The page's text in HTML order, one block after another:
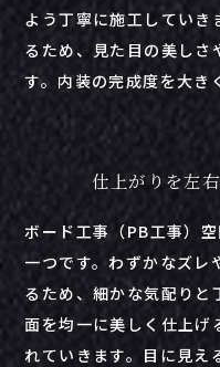
よう丁寧に施工していき
るため、見た目の美しさ
す。内装の完成度を大き
仕上がりを左
ボード 工事（PB工事）
一つです。わずかなズレ
るため、 細かな気配り と
面を均一に美 しく 仕上げ
れてい き ます。 目に 見え